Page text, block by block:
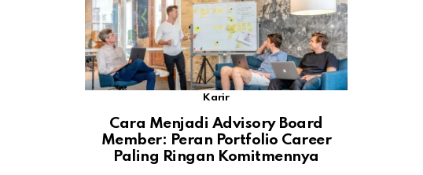
Karir
Cara Menjadi Advisory Board
Member: Peran Portfolio Career
Paling Ringan Komitmennya